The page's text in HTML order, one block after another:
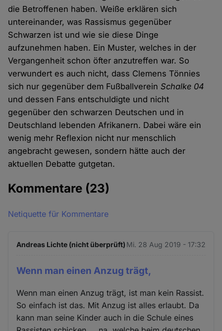
die Betroffenen haben. Weiße erklären sich
untereinander, was Rassismus gegenüber
Schwarzen ist und wie sie diese Dinge
aufzunehmen haben. Ein Muster, welches in der
Vergangenheit schon öfter anzutreffen war. So
verwundert es auch nicht, dass Clemens Tönnies
sich nur gegenüber dem FußballvereinSchalke 04
und dessen Fans entschuldigte und nicht
gegenüber den schwarzen Deutschen und in
Deutschland lebenden Afrikanern. Dabei wäre ein
wenig mehr Reflexion nicht nur menschlich
angebracht gewesen, sondern hätte auch der
aktuellen Debatte gutgetan.
Kommentare (23)
Netiquette für Kommentare
Andreas Lichte (nicht überprüft) Mi. 28 Aug 2019 - 17:32
Wenn man einen Anzug trägt,
Wenn man einen Anzug trägt, ist man kein Rassist.
So einfach ist das. Mit Anzug ist alles erlaubt. Da
kann man seine Kinder auch in die Schule eines